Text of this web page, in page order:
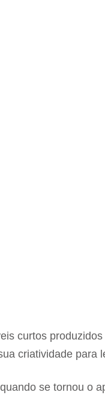
curtos
criatividade para
se tornou o